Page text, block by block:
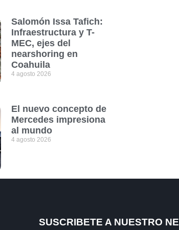
Salomón Issa Tafich:
Infraestructura y T-
MEC, ejes del
nearshoring en
Coahuila
4 agosto 2026
El nuevo concepto de
Mercedes impresiona
al mundo
4 agosto 2026
SUSCRIBETE A NUESTRO